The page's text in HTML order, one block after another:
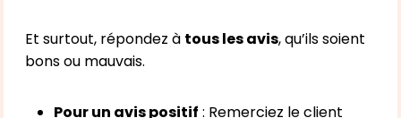
Et surtout, répondez à tous les avis, qu’ils soient
bons ou mauvais.
Pour un avis positif : Remerciez le client